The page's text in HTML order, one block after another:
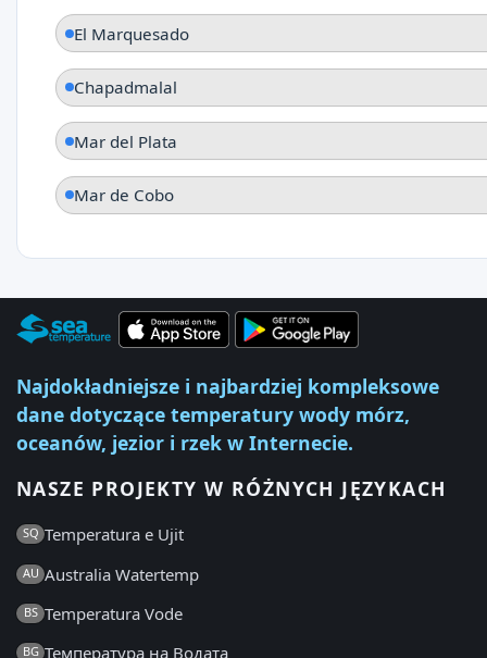
El Marquesado
Chapadmalal
Mar del Plata
Mar de Cobo
Najdokładniejsze i najbardziej kompleksowe
dane dotyczące temperatury wody mórz,
oceanów, jezior i rzek w Internecie.
NASZE PROJEKTY W RÓŻNYCH JĘZYKACH
SQ Temperatura e Ujit
AU Australia Watertemp
BS Temperatura Vode
BG Температура на Водата